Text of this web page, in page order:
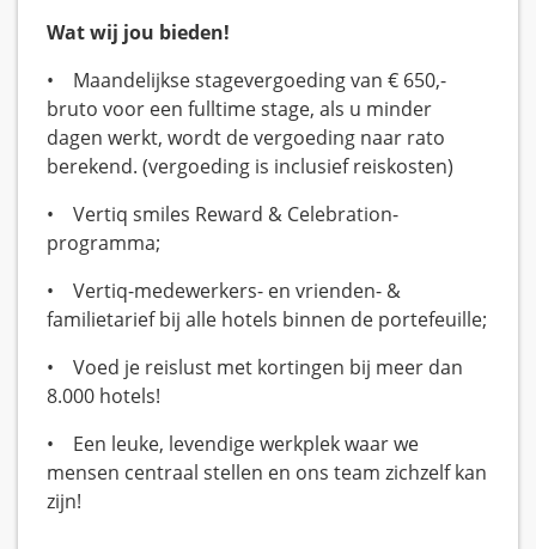
Wat wij jou bieden!
• Maandelijkse stagevergoeding van € 650,-
bruto voor een fulltime stage, als u minder
dagen werkt, wordt de vergoeding naar rato
berekend. (vergoeding is inclusief reiskosten)
• Vertiq smiles Reward & Celebration-
programma;
• Vertiq-medewerkers- en vrienden- &
familietarief bij alle hotels binnen de portefeuille;
• Voed je reislust met kortingen bij meer dan
8.000 hotels!
• Een leuke, levendige werkplek waar we
mensen centraal stellen en ons team zichzelf kan
zijn!